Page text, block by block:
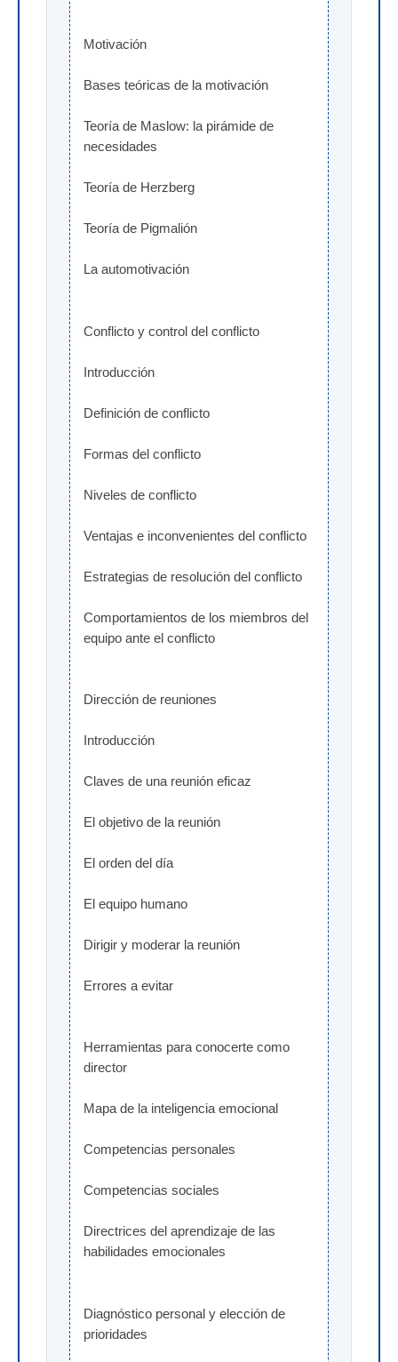
Motivación
Bases teóricas de la motivación
Teoría de Maslow: la pirámide de
necesidades
Teoría de Herzberg
Teoría de Pigmalión
La automotivación
Conflicto y control del conflicto
Introducción
Definición de conflicto
Formas del conflicto
Niveles de conflicto
Ventajas e inconvenientes del conflicto
Estrategias de resolución del conflicto
Comportamientos de los miembros del
equipo ante el conflicto
Dirección de reuniones
Introducción
Claves de una reunión eficaz
El objetivo de la reunión
El orden del día
El equipo humano
Dirigir y moderar la reunión
Errores a evitar
Herramientas para conocerte como
director
Mapa de la inteligencia emocional
Competencias personales
Competencias sociales
Directrices del aprendizaje de las
habilidades emocionales
Diagnóstico personal y elección de
prioridades